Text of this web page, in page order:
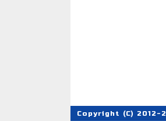
Copyright (C)